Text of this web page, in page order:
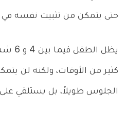
حتى يتمكن من تثبيت نفسه
يظل
كثير من الأوقات، ولكنه لن
الجلوس طويلاً، بل يستلقي على